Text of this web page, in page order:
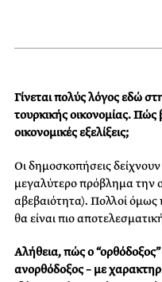
Γίνεται πολύς λόγος εδώ
τουρκικής οικονομίας. Πώς
οικονομικές εξελίξεις;
Οι δημοσκοπήσεις
μεγαλύτερο πρόβλημα την
αβεβαιότητα). Πολλοί όμως
θα είναι πιο
Αλήθεια, πώς ο
ανορθόδοξος – με